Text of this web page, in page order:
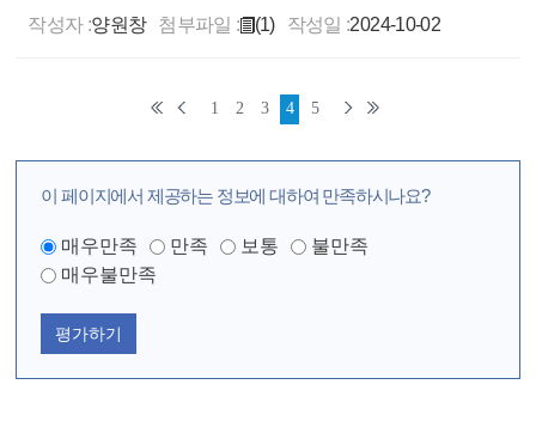
작성자 :양원창 첨부파일 : (1) 작성일 :2024-10-02
1 2 3 4 5
이 페이지에서 제공하는 정보에 대하여 만족하시나요?
매우만족 만족 보통
불만족
매우불만족
평가하기